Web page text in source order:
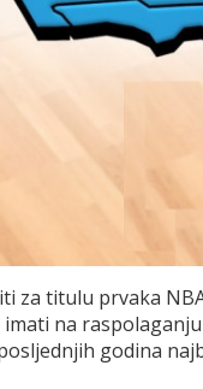
za titulu prvaka
na
godina